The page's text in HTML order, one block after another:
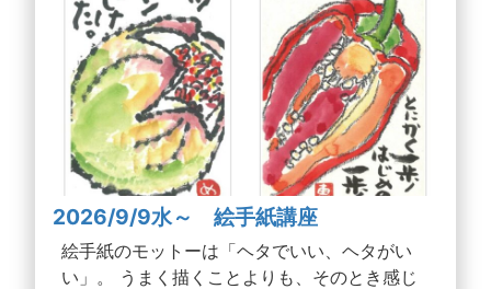
2026/9/9水～ 絵手紙講座
絵手紙のモットーは「ヘタでいい、ヘタがい
い」。 うまく描くことよりも、そのとき感じ